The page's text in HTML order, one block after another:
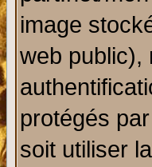
image
web public),
protégés
soit utiliser